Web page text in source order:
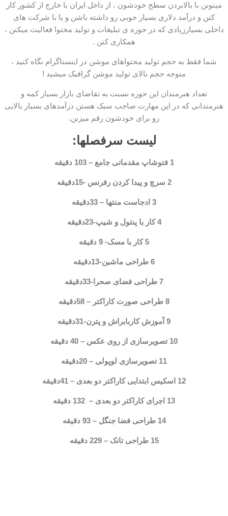
میتونن با بالابردن سطح خودشون ، از داخل ایران با خارج از کشور کار
کنن و درآمد دلاری بسیار خوبی رو داشته باشن و یا با شرکت های
داخلی بسیارزیادی که در حوزه ی تبلیغات و تولید محتوا فعالیت میکنن ،
همکاری کنن .
شما فقط به حجم تولید محتواهای موشن در اینستاگرام نگاه کنید ،
متوجه حجم بالای تولید موشن گرافیک میشید !
تعداد هنرمندان این حوزه نسبت به تقاضای بازار بسیار کمه و
هنرمندانی که در این مهارت صاحب سبک هستن درآمدهای بسیار بالایی
رو برای خودشون رقم میزنن.
لیست سرفصلها:
1 فتوشاپ مقدماتی جامع – 103 دقیقه
2 سرچ و پیدا کردن رفرنس -15دقیقه
3 ادجاست منتها –
4 کار با پنتول و شیپ-23دقیقه
5 کار با مسک- 9 دقیقه
6 طراحی ماشین-13دقیقه
7 طراحی فضای صحرا-33دقیقه
8 طراحی صورت کاراکتر –
9 آموزش کاربابراش و پترن-31دقیقه
10 تصویرسازی از روی عکس –
11 تصویرسازی لوپولی –
12 اسکیس ابتدایی کاراکتر دو بعدی –
13 اجرای کاراکتر دو بعدی – 132 دقیقه
14 طراحی فضا جنگل – 93 دقیقه
15 طراحی تانک – 229 دقیقه